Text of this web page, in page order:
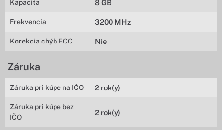
Kapacita 8 GB
Frekvencia 3200 MHz
Korekcia chýb ECC Nie
Záruka
Záruka pri kúpe na IČO 2 rok(y)
Záruka pri kúpe bez
IČO
2 rok(y)